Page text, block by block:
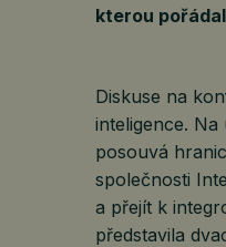
kterou
Diskuse na
inteligence.
posouvá
společnosti
a přejít k
představila